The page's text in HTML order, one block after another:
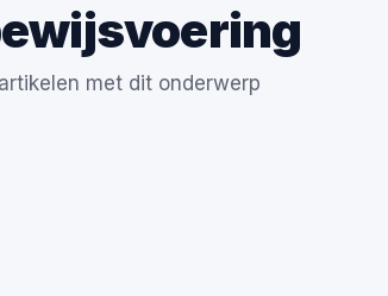
met dit onderwerp